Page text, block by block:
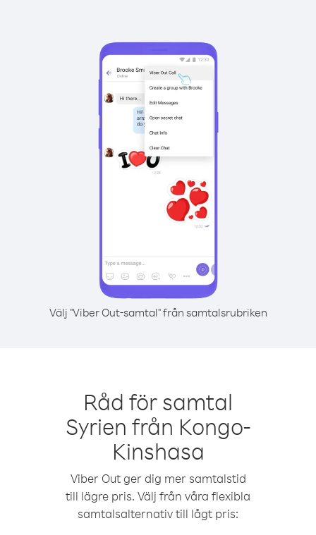
Välj "Viber Out-samtal" från samtalsrubriken
Råd för samtal
Syrien från Kongo-
Kinshasa
Viber Out ger dig mer samtalstid
till lägre pris. Välj från våra flexibla
samtalsalternativ till lågt pris: